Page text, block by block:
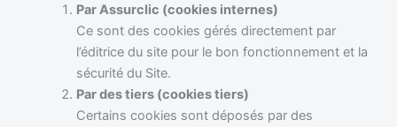
Par Assurclic (cookies internes)
Ce sont des cookies gérés directement par
l’éditrice du site pour le bon fonctionnement et la
sécurité du Site.
Par des tiers (cookies tiers)
Certains cookies sont déposés par des